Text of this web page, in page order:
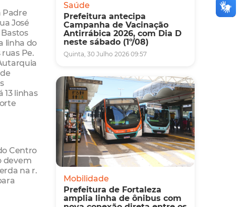
Padre
José
linha do
Pe.
linhas
Centro
devem
na r.
Saúde
Prefeitura antecipa
Campanha de Vacinação
Antirrábica 2026, com Dia D
neste sábado (1º/08)
Quinta, 30 Julho 2026 09:57
Mobilidade
Prefeitura de Fortaleza
amplia linha de ônibus com